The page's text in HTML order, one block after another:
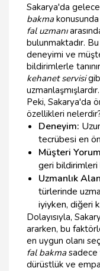
Sakarya'da
bakmakonusunda
fal uzmanı
bulunmaktadır. Bu
deneyimi ve
bildirimlerle
kehanet servisi
uzmanlaşmışlardır.
Peki, Sakarya'da
özellikleri
Deneyim:
tecrübesi en
Müşteri
geri bildirimleri
Uzmanlık
türlerinde
iyiyken, diğeri
Dolayısıyla,
ararken, bu
en uygun olanı
fal bakmasadece
dürüstlük ve